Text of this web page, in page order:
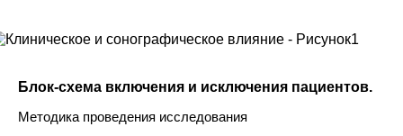
Блок-схема включения и исключения пациентов.
Методика проведения исследования